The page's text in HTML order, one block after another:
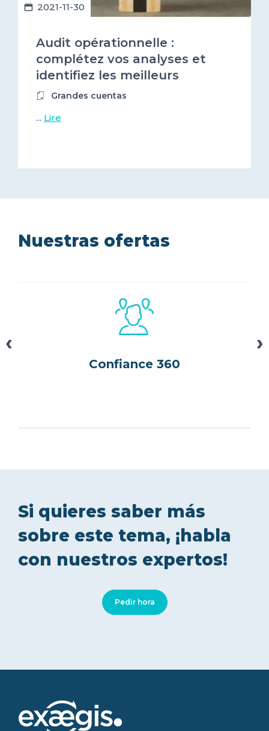
2021-11-30
Audit opérationnelle :
complétez vos analyses et
identifiez les meilleurs
prestataires numériques !
Grandes cuentas
... Lire
Nuestras ofertas
Confiance 360
‹ ›
Pedir hora
Si quieres saber más
sobre este tema, ¡habla
con nuestros expertos!